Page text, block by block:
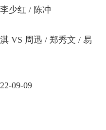
少红 / 陈冲
VS 周迅 / 郑秀文 / 易
09-09